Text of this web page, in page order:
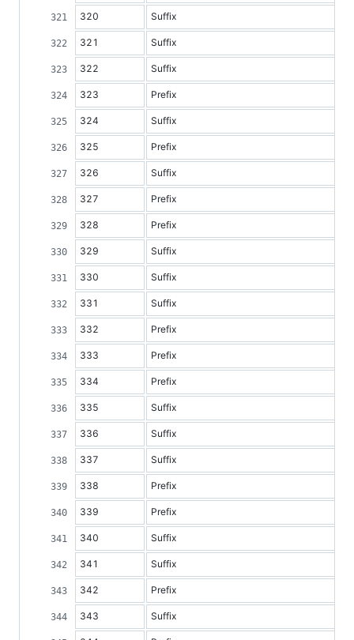
320 Suffix
321 Suffix
322 Suffix
323 Prefix
324 Suffix
325 Prefix
326 Suffix
327 Prefix
328 Prefix
329 Suffix
330 Suffix
331 Suffix
332 Prefix
333 Prefix
334 Prefix
335 Suffix
336 Suffix
337 Suffix
338 Prefix
339 Prefix
340 Suffix
341 Suffix
342 Prefix
343 Suffix